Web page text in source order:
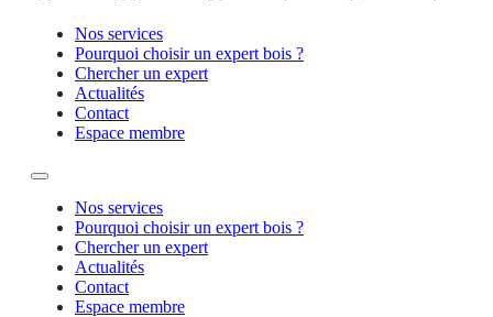
Nos services
Pourquoi choisir un expert bois ?
Chercher un expert
Actualités
Contact
Espace membre
Nos services
Pourquoi choisir un expert bois ?
Chercher un expert
Actualités
Contact
Espace membre